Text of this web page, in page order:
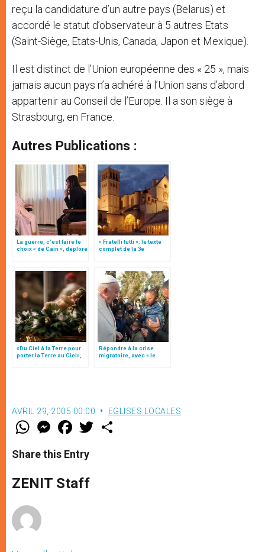
reçu la candidature d’un autre pays (Belarus) et
accordé le statut d’observateur à 5 autres Etats
(Saint-Siège, Etats-Unis, Canada, Japon et Mexique).
Il est distinct de l’Union européenne des « 25 », mais
jamais aucun pays n’a adhéré à l’Union sans d’abord
appartenir au Conseil de l’Europe. Il a son siège à
Strasbourg, en France.
Autres Publications :
La guerre, c’est faire le
choix « de Caïn », déplore
« Fratelli tutti »: le texte
complet de la 3e
«Du Ciel à la Terre pour
porter la Terre au Ciel»,
Répondre à la crise
migratoire, avec « le
AVRIL 29, 2005 00:00 EGLISES LOCALES
W
t
s
p
p
M
e
s
e
g
e
F
a
e
b
o
k
w
Share this Entry
ZENIT Staff